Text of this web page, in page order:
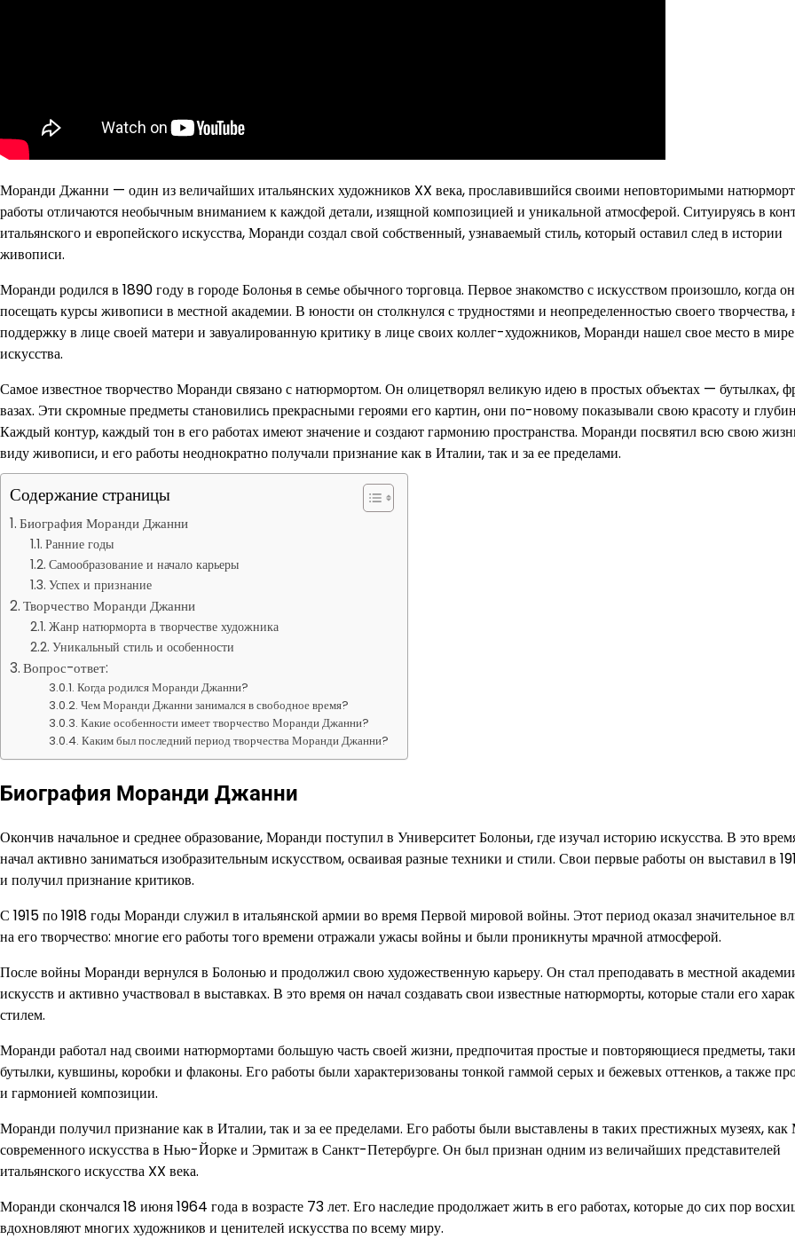
Моранди Джанни — один из величайших итальянских художников XX века, прославившийся своими неповторимыми
работы отличаются необычным вниманием к каждой детали, изящной композицией и уникальной атмосферой. Ситуируясь в
итальянского и европейского искусства, Моранди создал свой собственный, узнаваемый стиль, который оставил след в истории
живописи.
Моранди родился в 1890 году в городе Болонья в семье обычного торговца. Первое знакомство с искусством произошло, когда
посещать курсы живописи в местной академии. В юности он столкнулся с трудностями и неопределенностью своего творчества,
поддержку в лице своей матери и завуалированную критику в лице своих коллег-художников, Моранди нашел свое место в мире
искусства.
Самое известное творчество Моранди связано с натюрмортом. Он олицетворял великую идею в простых объектах — бутылках,
вазах. Эти скромные предметы становились прекрасными героями его картин, они по-новому показывали свою красоту и
Каждый контур, каждый тон в его работах имеют значение и создают гармонию пространства. Моранди посвятил всю свою
виду живописи, и его работы неоднократно получали признание как в Италии, так и за ее пределами.
Содержание страницы
Биография Моранди Джанни
Ранние годы
Самообразование и начало карьеры
Успех и признание
Творчество Моранди Джанни
Жанр натюрморта в творчестве художника
Уникальный стиль и особенности
Вопрос-ответ:
Когда родился Моранди Джанни?
Чем Моранди Джанни занимался в свободное время?
Какие особенности имеет творчество Моранди Джанни?
Каким был последний период творчества Моранди Джанни?
Биография Моранди Джанни
Окончив начальное и среднее образование, Моранди поступил в Университет Болоньи, где изучал историю искусства. В это
начал активно заниматься изобразительным искусством, осваивая разные техники и стили. Свои первые работы он выставил в
и получил признание критиков.
С 1915 по 1918 годы Моранди служил в итальянской армии во время Первой мировой войны. Этот период оказал значительное
на его творчество: многие его работы того времени отражали ужасы войны и были проникнуты мрачной атмосферой.
После войны Моранди вернулся в Болонью и продолжил свою художественную карьеру. Он стал преподавать в местной
искусств и активно участвовал в выставках. В это время он начал создавать свои известные натюрморты, которые стали его
стилем.
Моранди работал над своими натюрмортами большую часть своей жизни, предпочитая простые и повторяющиеся предметы,
бутылки, кувшины, коробки и флаконы. Его работы были характеризованы тонкой гаммой серых и бежевых оттенков, а также
и гармонией композиции.
Моранди получил признание как в Италии, так и за ее пределами. Его работы были выставлены в таких престижных музеях, как
современного искусства в Нью-Йорке и Эрмитаж в Санкт-Петербурге. Он был признан одним из величайших представителей
итальянского искусства XX века.
Моранди скончался 18 июня 1964 года в возрасте 73 лет. Его наследие продолжает жить в его работах, которые до сих пор
вдохновляют многих художников и ценителей искусства по всему миру.